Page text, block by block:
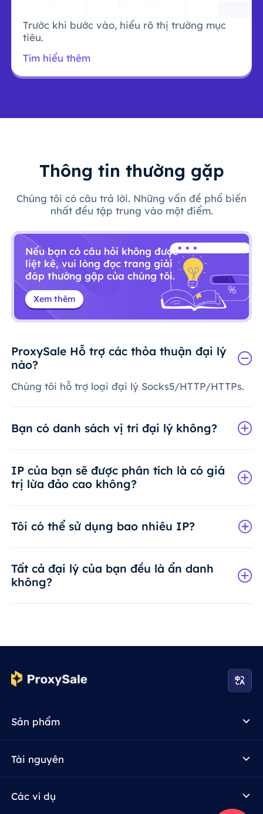
Trước khi bước vào, hiểu rõ thị trường mục
tiêu.
Tìm hiểu thêm
Thông tin thường gặp
Chúng tôi có câu trả lời. Những vấn đề phổ biến
nhất đều tập trung vào một điểm.
Nếu bạn có câu hỏi không được
liệt kê, vui lòng đọc trang giải
đáp thường gặp của chúng tôi.
Xem thêm
ProxySale Hỗ trợ các thỏa thuận đại lý
nào?
Chúng tôi hỗ trợ loại đại lý Socks5/HTTP/HTTPs.
Bạn có danh sách vị trí đại lý không?
IP của bạn sẽ được phân tích là có giá
trị lừa đảo cao không?
Tôi có thể sử dụng bao nhiêu IP?
Tất cả đại lý của bạn đều là ẩn danh
không?
Sản phẩm
Tài nguyên
Các ví dụ